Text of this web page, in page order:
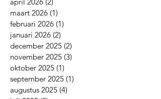
mei 2026 (3)3 posts
april 2026 (2) 2 posts
maart 2026 (1) 1 post
februari 2026 (1)
januari 2026 (2)2 posts
december 2025 (2)
november 2025
oktober 2025 (1) 1 post
september 2025 (1)